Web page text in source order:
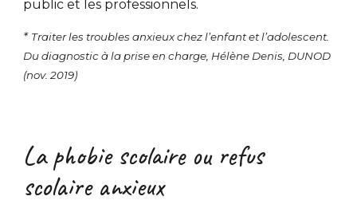
public et les professionnels.
* Traiter les troubles anxieux chez l’enfant et l’adolescent.
Du diagnostic à la prise en charge, Hélène Denis, DUNOD
(nov. 2019)
La phobie scolaireou refus
scolaire anxieux